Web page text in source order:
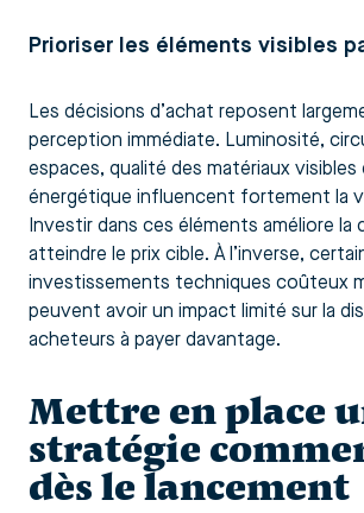
Prioriser les éléments visibles
Les décisions d’achat reposent
perception immédiate. Luminosité,
espaces, qualité des matériaux
énergétique influencent fortement la
Investir dans ces éléments améliore la
atteindre le prix cible. À l’inverse,
investissements techniques coûteux
peuvent avoir un impact limité sur la
acheteurs à payer davantage.
Mettre en place
stratégie
dès le lancement